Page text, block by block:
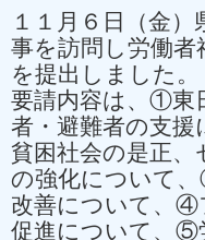
１１月６日（金
事を訪問し労働
を提出しました。
要請内容は、①東
者・避難者の支
貧困社会の是正
の強化について
改善について、④
促進について、⑤